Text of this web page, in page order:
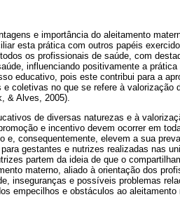
e importância do aleitamento
esta prática com outros papéis
os profissionais de saúde, com
influenciando positivamente a
educativo, pois este contribui para a
coletivas no que se refere à valorização
& Alves, 2005).
de diversas naturezas e à
e incentivo devem ocorrer em
consequentemente, elevem a sua
gestantes e nutrizes realizadas nas
partem da ideia de que o
materno, aliado à orientação dos
inseguranças e possíveis problemas
empecilhos e obstáculos ao